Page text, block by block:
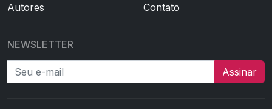
Autores
Contato
NEWSLETTER
Seu e-mail
Assinar